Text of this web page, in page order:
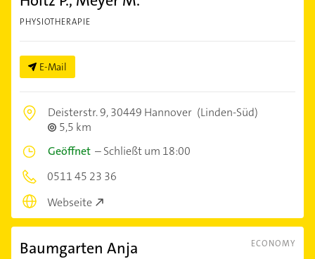
PHYSIOTHERAPIE
E-Mail
Deisterstr. 9,30449 Hannover (Linden-Süd)
5,5 km
Geöffnet –Schließt um 18:00
0511 45 23 36
Webseite
ECONOMY
Baumgarten Anja